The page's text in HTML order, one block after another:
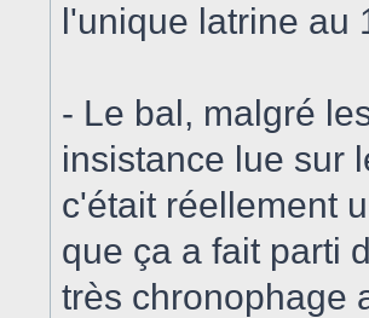
l'unique latrine au
- Le bal, malgré
insistance lue sur
c'était réellement
que ça a fait parti
très chronophage